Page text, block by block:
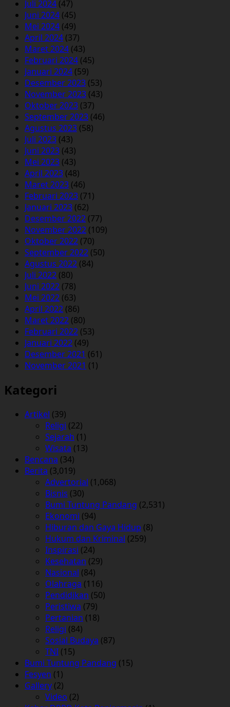
Juli 2024 (47)
Juni 2024 (45)
Mei 2024 (49)
April 2024 (37)
Maret 2024 (43)
Februari 2024 (45)
Januari 2024 (59)
Desember 2023 (53)
November 2023 (43)
Oktober 2023 (37)
September 2023 (46)
Agustus 2023 (58)
Juli 2023 (43)
Juni 2023 (43)
Mei 2023 (43)
April 2023 (48)
Maret 2023 (46)
Februari 2023 (71)
Januari 2023 (62)
Desember 2022 (77)
November 2022 (109)
Oktober 2022 (70)
September 2022 (50)
Agustus 2022 (84)
Juli 2022 (80)
Juni 2022 (78)
Mei 2022 (63)
April 2022 (86)
Maret 2022 (80)
Februari 2022 (53)
Januari 2022 (49)
Desember 2021 (61)
November 2021 (1)
Kategori
Artikel (39)
Religi (22)
Sejarah (1)
Wisata (13)
Bencana (34)
Berita (3,019)
Advertorial (1,068)
Bisnis (30)
Bumi Tuntung Pandang (2,531)
Ekonomi (94)
Hiburan dan Gaya Hidup (8)
Hukum dan Kriminal (259)
Inspirasi (24)
Kesehatan (29)
Nasional (84)
Olahraga (116)
Pendidikan (50)
Peristiwa (79)
Pertanian (18)
Religi (84)
Sosial Budaya (87)
TNI (15)
Bumi Tuntung Pandang (15)
Fesyen (1)
Gallery (2)
Video (2)